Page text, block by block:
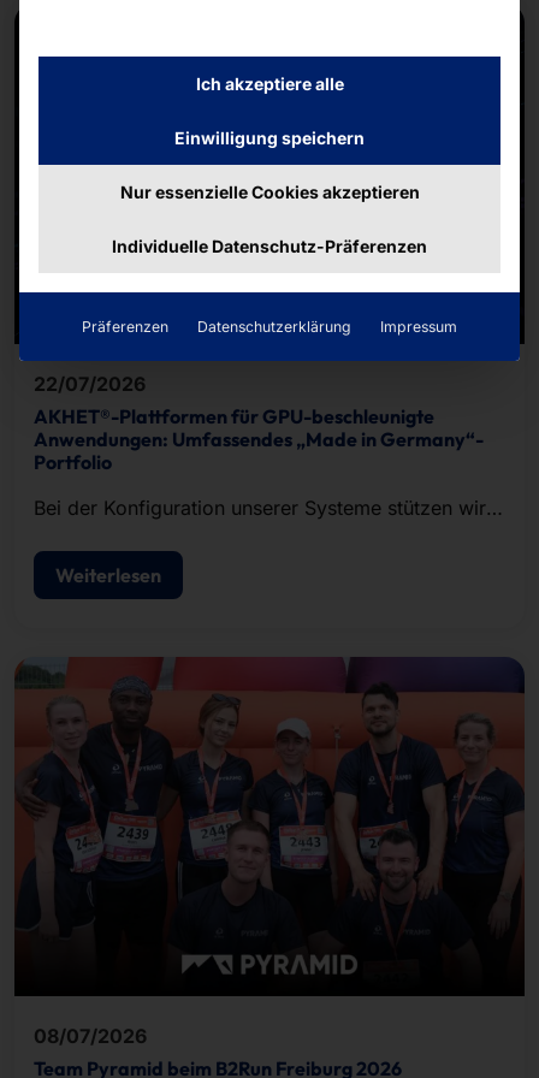
22/07/2026
AKHET®-Plattformen für GPU-beschleunigte
Anwendungen: Umfassendes „Made in Germany“-
Portfolio
Bei der Konfiguration unserer Systeme stützen wir
Weiterlesen
08/07/2026
Team Pyramid beim B2Run Freiburg 2026
Ich akzeptiere alle
Einwilligung speichern
Nur essenzielle Cookies akzeptieren
Individuelle Datenschutz-Präferenzen
Präferenzen Datenschutzerklärung Impressum